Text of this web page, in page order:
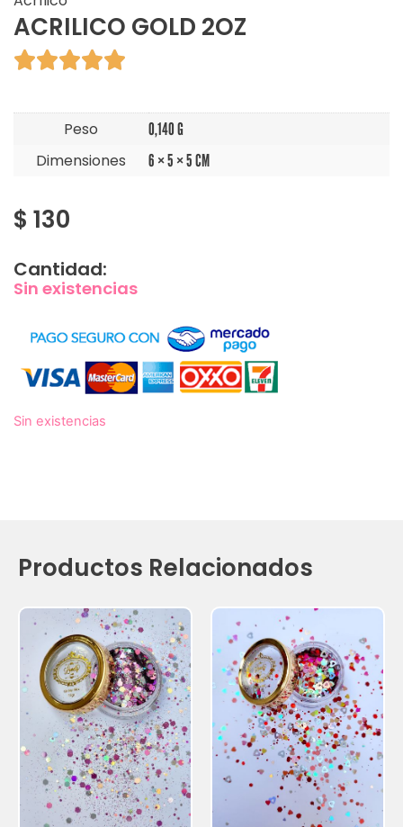
ACRILICO GOLD 2OZ

Peso 0,140 G
Dimensiones 6 × 5 × 5 CM
$ 130
Cantidad:
Sin existencias
Sin existencias
Productos Relacionados